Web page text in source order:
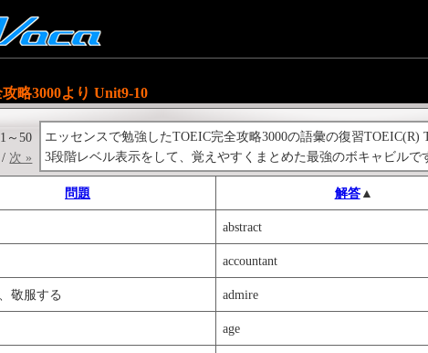
略3000より Unit9-10
エッセンスで勉強したTOEIC完全攻略3000の語彙の復習TOEIC(R)
3段階レベル表示をして、覚えやすくまとめた最強のボキャビルで
～50
次 »
問題 解答▲
abstract
accountant
敬服する admire
age